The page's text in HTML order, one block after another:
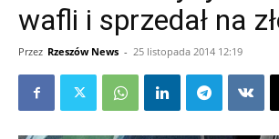
wafli i sprzedał na
Przez Rzeszów News - 25 listopada 2014 12:19